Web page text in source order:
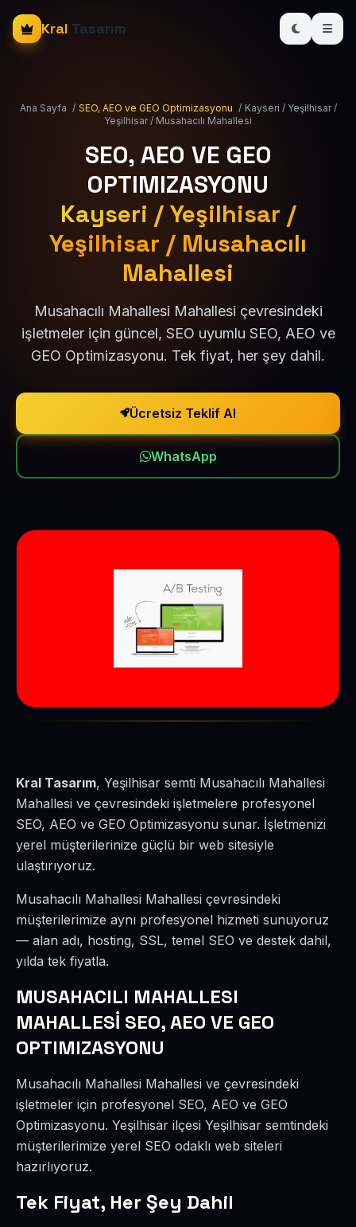
Kral Tasarım
Ana Sayfa / SEO, AEO ve GEO Optimizasyonu / Kayseri / Yeşilhisar /
Yeşilhisar / Musahacılı Mahallesi
SEO, AEO VE GEO
OPTIMIZASYONU
Kayseri / Yeşilhisar /
Yeşilhisar / Musahacılı
Mahallesi
Musahacılı Mahallesi Mahallesi çevresindeki
işletmeler için güncel, SEO uyumlu SEO, AEO ve
GEO Optimizasyonu. Tek fiyat, her şey dahil.
Ücretsiz Teklif Al
WhatsApp
Kral Tasarım, Yeşilhisar semti Musahacılı Mahallesi
Mahallesi ve çevresindeki işletmelere profesyonel
SEO, AEO ve GEO Optimizasyonu sunar. İşletmenizi
yerel müşterilerinize güçlü bir web sitesiyle
ulaştırıyoruz.
Musahacılı Mahallesi Mahallesi çevresindeki
müşterilerimize aynı profesyonel hizmeti sunuyoruz
— alan adı, hosting, SSL, temel SEO ve destek dahil,
yılda tek fiyatla.
MUSAHACILI MAHALLESI
MAHALLESİ SEO, AEO VE GEO
OPTIMIZASYONU
Musahacılı Mahallesi Mahallesi ve çevresindeki
işletmeler için profesyonel SEO, AEO ve GEO
Optimizasyonu. Yeşilhisar ilçesi Yeşilhisar semtindeki
müşterilerimize yerel SEO odaklı web siteleri
hazırlıyoruz.
Tek Fiyat, Her Şey Dahil